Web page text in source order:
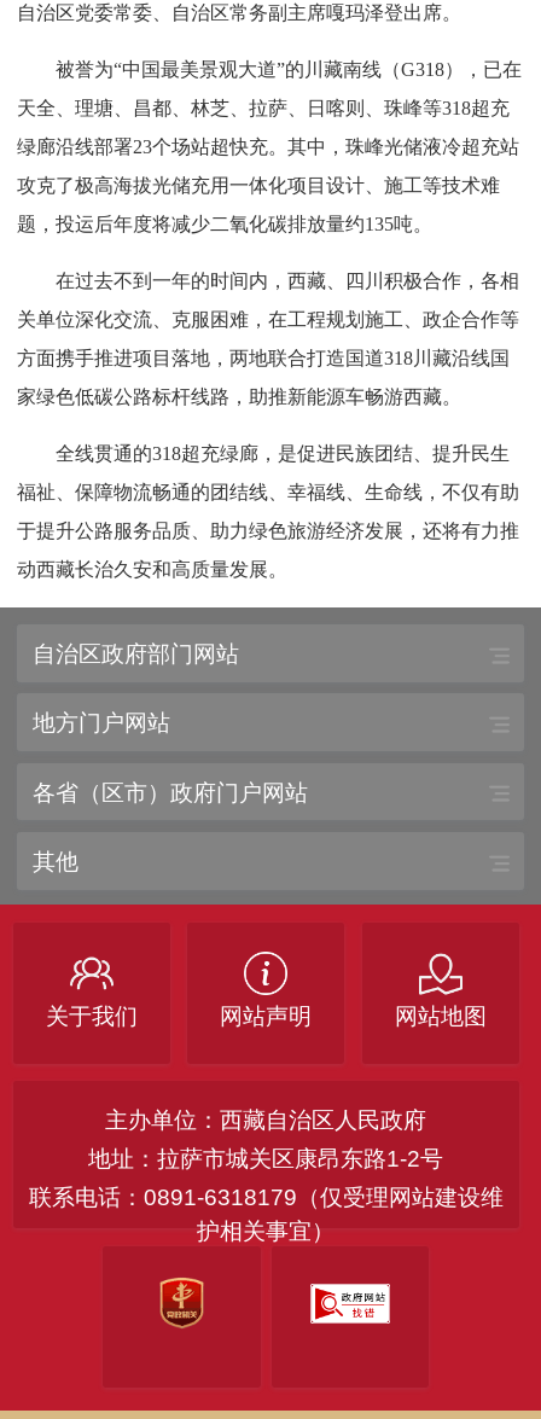
自治区党委常委、自治区常务副主席嘎玛泽登出席。
被誉为“中国最美景观大道”的川藏南线（G318），已在
天全、理塘、昌都、林芝、拉萨、日喀则、珠峰等318超充
绿廊沿线部署23个场站超快充。其中，珠峰光储液冷超充站
攻克了极高海拔光储充用一体化项目设计、施工等技术难
题，投运后年度将减少二氧化碳排放量约135吨。
在过去不到一年的时间内，西藏、四川积极合作，各相
关单位深化交流、克服困难，在工程规划施工、政企合作等
方面携手推进项目落地，两地联合打造国道318川藏沿线国
家绿色低碳公路标杆线路，助推新能源车畅游西藏。
全线贯通的318超充绿廊，是促进民族团结、提升民生
福祉、保障物流畅通的团结线、幸福线、生命线，不仅有助
于提升公路服务品质、助力绿色旅游经济发展，还将有力推
动西藏长治久安和高质量发展。
自治区政府部门网站
地方门户网站
各省（区市）政府门户网站
其他
关于我们 网站声明 网站地图
主办单位：西藏自治区人民政府
地址：拉萨市城关区康昂东路1-2号
联系电话：0891-6318179（仅受理网站建设维
护相关事宜）